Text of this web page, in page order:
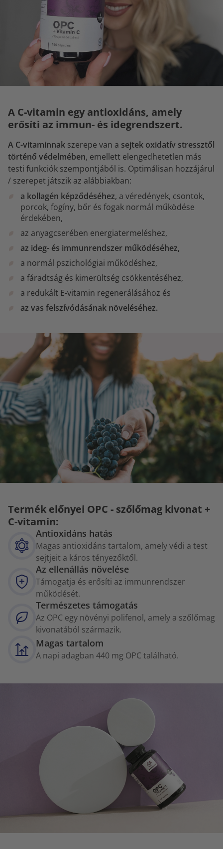
A C-vitamin egy antioxidáns, amely
erősíti az immun- és idegrendszert.
A C-vitaminnak szerepe van a sejtek oxidatív stressztől
történő védelmében, emellett elengedhetetlen más
testi funkciók szempontjából is. Optimálisan hozzájárul
/ szerepet játszik az alábbiakban:
a kollagén képződéséhez, a véredények, csontok,
porcok, fogíny, bőr és fogak normál működése
érdekében,
az anyagcserében energiatermeléshez,
az ideg- és immunrendszer működéséhez,
a normál pszichológiai működéshez,
a fáradtság és kimerültség csökkentéséhez,
a redukált E-vitamin regenerálásához és
az vas felszívódásának növeléséhez.
Termék előnyei OPC - szőlőmag kivonat +
C-vitamin:
Antioxidáns hatás
Magas antioxidáns tartalom, amely védi a test
sejtjeit a káros tényezőktől.
Az ellenállás növelése
Támogatja és erősíti az immunrendszer
működését.
Természetes támogatás
Az OPC egy növényi polifenol, amely a szőlőmag
kivonatából származik.
Magas tartalom
A napi adagban 440 mg OPC található.